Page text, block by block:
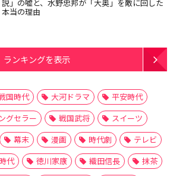
説」の嘘と、水野忠邦が「大奥」を敵に回した
本当の理由
ランキングを表示
国時代 大河ドラマ
平安時代
グセラー 戦国武将
スイーツ
幕末 漫画 時代劇
テレビ
代 徳川家康 織田信長
抹茶